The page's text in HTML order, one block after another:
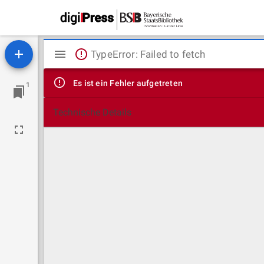
1
Mirador
Viewer
TypeError: Failed to fetch
Es ist ein Fehler aufgetreten
Technische Details